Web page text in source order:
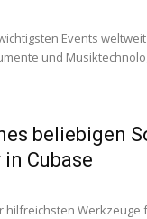
Events
und
beliebigen
Cubase
hilfreichsten Werkzeuge